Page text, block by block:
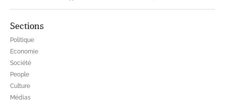
Sections
Politique
Economie
Société
People
Culture
Médias